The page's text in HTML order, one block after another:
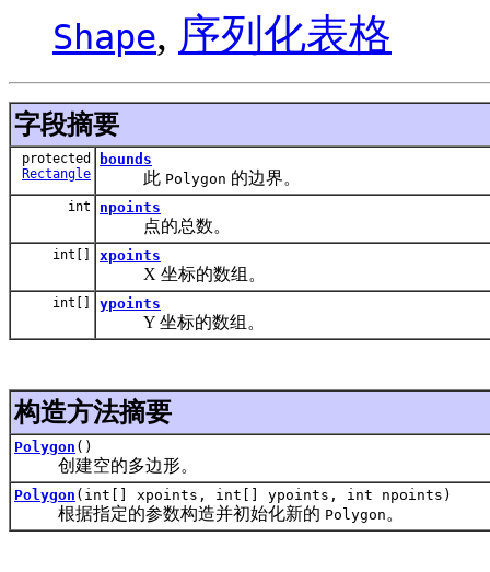
Shape, 序列化表格
字段摘要
protected
Rectangle
bounds
此 Polygon 的边界。
int npoints
点的总数。
int[] xpoints
X 坐标的数组。
int[] ypoints
Y 坐标的数组。
构造方法摘要
Polygon ()
创建空的多边形。
Polygon (int[] xpoints, int[] ypoints, int npoints)
根据指定的参数构造并初始化新的 Polygon 。